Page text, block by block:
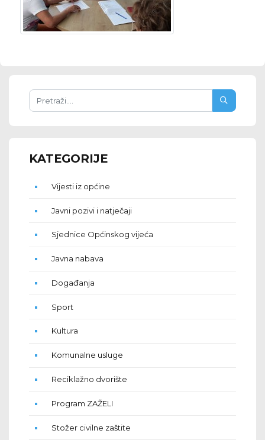
KATEGORIJE
Vijesti iz općine
Javni pozivi i natječaji
Sjednice Općinskog vijeća
Javna nabava
Događanja
Sport
Kultura
Komunalne usluge
Reciklažno dvorište
Program ZAŽELI
Stožer civilne zaštite